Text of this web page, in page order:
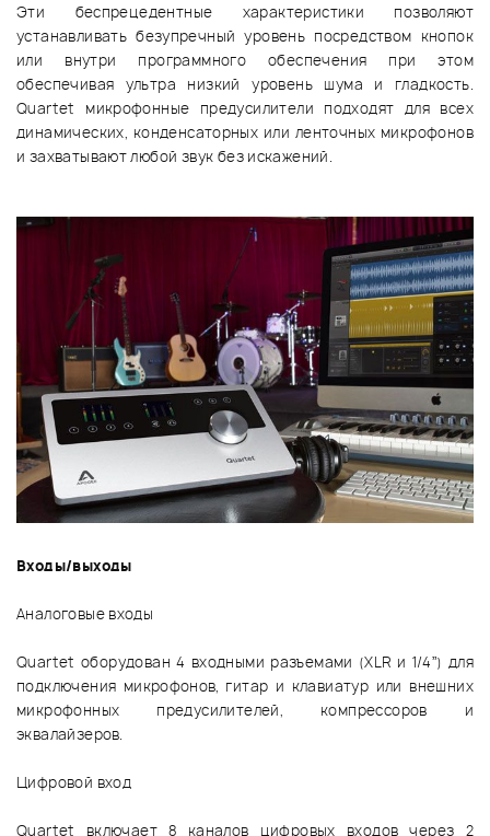
Эти беспрецедентные характеристики позволяют
устанавливать безупречный уровень посредством кнопок
или внутри программного обеспечения при этом
обеспечивая ультра низкий уровень шума и гладкость.
Quartet микрофонные предусилители подходят для всех
динамических, конденсаторных или ленточных микрофонов
и захватывают любой звук без искажений.
Входы/выходы
Аналоговые входы
Quartet оборудован 4 входными разъемами (XLR и 1/4”) для
подключения микрофонов, гитар и клавиатур или внешних
микрофонных предусилителей, компрессоров и
эквалайзеров.
Цифровой вход
Quartet включает 8 каналов цифровых входов через 2